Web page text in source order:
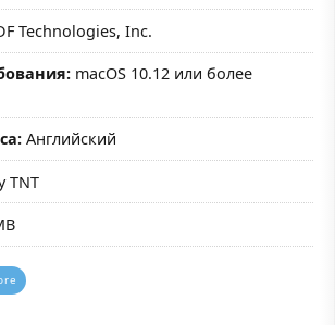
Technologies, Inc.
macOS 10.12 или более
Английский
TNT